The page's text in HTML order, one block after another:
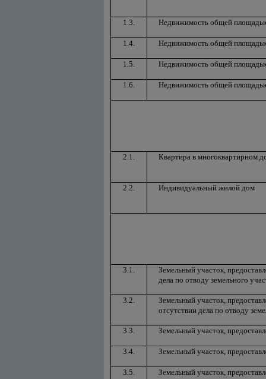
1.3. Недвижимость общей
1.4. Недвижимость общей
1.5. Недвижимость общей
1.6. Недвижимость общей
2.1. Квартира в многоквартирном
2.2. Индивидуальный жилой дом
3.1.
Земельный участок,
дела по отводу земельного
3.2.
Земельный участок,
отсутствии дела по отводу
3.3. Земельный участок,
3.4. Земельный участок,
3.5. Земельный участок,